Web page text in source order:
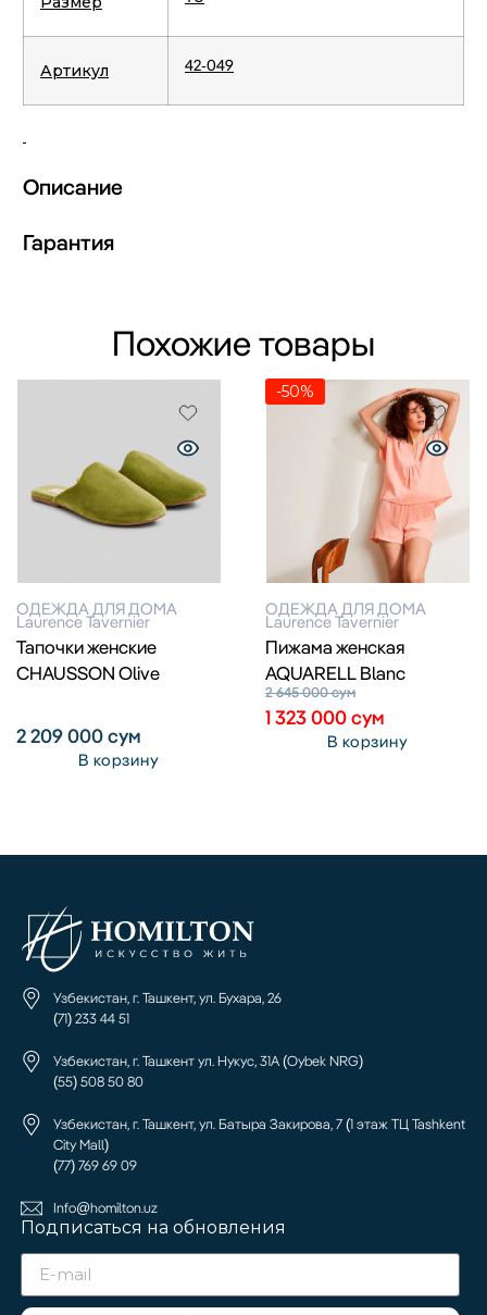
Артикул 42-049
Описание
Гарантия
Похожие товары
ОДЕЖДА ДЛЯ ДОМА
Laurence Tavernier
Тапочки женские
CHAUSSON Olive
2 209 000сум
В корзину
-50%
ОДЕЖДА ДЛЯ ДОМА
Laurence Tavernier
Пижама женская
AQUARELL Blanc
2 645 000сум
1 323 000сум
В корзину
Узбекистан, г. Ташкент, ул. Бухара, 26
(71) 233 44 51
Узбекистан, г. Ташкент ул. Нукус, 31А (Oybek NRG)
(55) 508 50 80
Узбекистан, г. Ташкент, ул. Батыра Закирова, 7 (1 этаж ТЦ Tashkent
City Mall)
(77) 769 69 09
Info@homilton.uz
Подписаться на обновления